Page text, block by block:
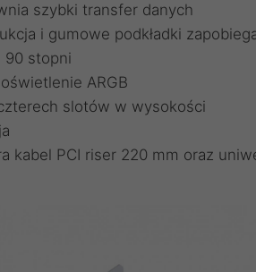
szybki transfer danych
i gumowe podkładki
90 stopni
ARGB
slotów w wysokości
kabel PCI riser 220 mm oraz